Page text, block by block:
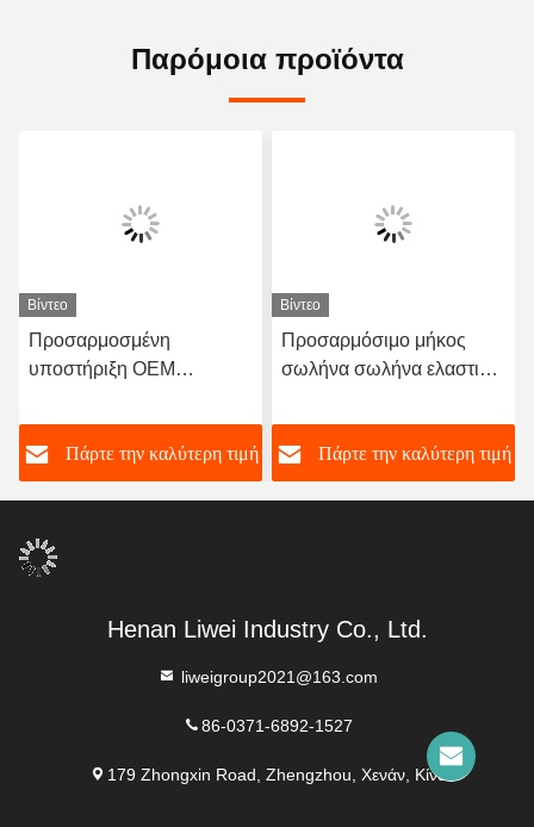
Παρόμοια προϊόντα
Βίντεο
Προσαρμοσμένη
υποστήριξη OEM
καουτσούκ σωλήνα με
ανθεκτικό φυσικό
καουτσούκ Neoprene
επένδυσης για την
απόδοση
Πάρτε την καλύτερη τιμή
Βίντεο
Προσαρμόσιμο μήκος
σωλήνα σωλήνα ελαστικό
με πάχος επενδύσεως 3-8
mm παρέχοντας εξαιρετική
αντοχή στη διάβρωση
Πάρτε την καλύτερη τιμή
Henan Liwei Industry Co., Ltd.
liweigroup2021@163.com
86-0371-6892-1527
179 Zhongxin Road, Zhengzhou, Χενάν, Κίνα